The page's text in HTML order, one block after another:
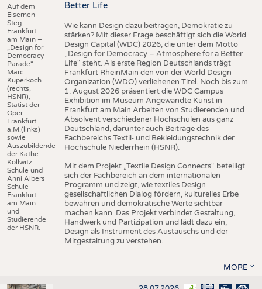
Auf dem
Eisernen
Steg:
Frankfurt
am Main –
„Design for
Democracy
Parade“:
Marc
Küperkoch
(rechts,
HSNR),
Statist der
Oper
Frankfurt
a.M.(links)
sowie
Auszubildende
der Käthe-
Kollwitz
Schule und
Anni Albers
Schule
Frankfurt
am Main
und
Studierende
der HSNR.
Better Life
Wie kann Design dazu beitragen, Demokratie zu
stärken? Mit dieser Frage beschäftigt sich die World
Design Capital (WDC) 2026, die unter dem Motto
„Design for Democracy – Atmosphere for a Better
Life“ steht. Als erste Region Deutschlands trägt
Frankfurt RheinMain den von der World Design
Organization (WDO) verliehenen Titel. Noch bis zum
1. August 2026 präsentiert die WDC Campus
Exhibition im Museum Angewandte Kunst in
Frankfurt am Main Arbeiten von Studierenden und
Absolvent verschiedener Hochschulen aus ganz
Deutschland, darunter auch Beiträge des
Fachbereichs Textil- und Bekleidungstechnik der
Hochschule Niederrhein (HSNR).
Mit dem Projekt „Textile Design Connects“ beteiligt
sich der Fachbereich an dem internationalen
Programm und zeigt, wie textiles Design
gesellschaftlichen Dialog fördern, kulturelles Erbe
bewahren und demokratische Werte sichtbar
machen kann. Das Projekt verbindet Gestaltung,
Handwerk und Partizipation und lädt dazu ein,
Design als Instrument des Austauschs und der
Mitgestaltung zu verstehen.
MORE